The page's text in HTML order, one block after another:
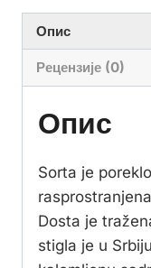
Опис
Рецензије (0)
Опис
Sorta je
Dosta je
stigla je u